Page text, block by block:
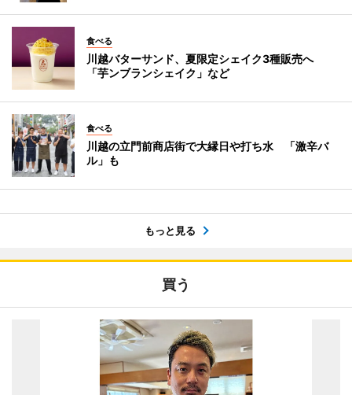
食べる
川越バターサンド、夏限定シェイク3種販売へ
「芋ンブランシェイク」など
食べる
川越の立門前商店街で大縁日や打ち水 「激辛バ
ル」も
もっと見る
買う